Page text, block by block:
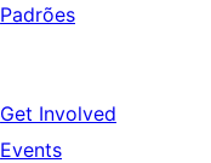
Padrões
Get Involved
Events